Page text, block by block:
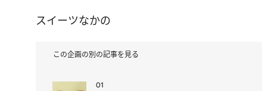
スイーツなかの
この企画の別の記事を見る
01